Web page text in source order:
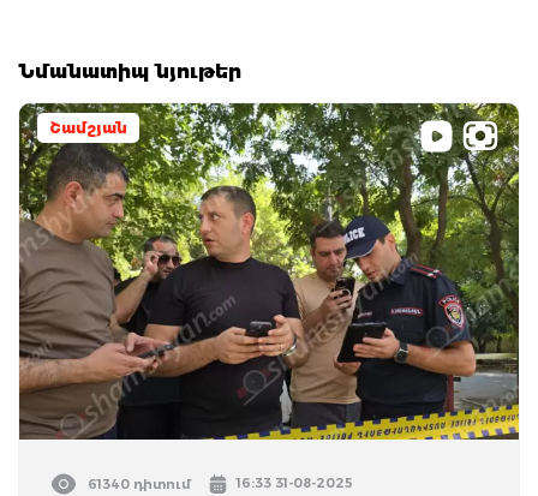
Նմանատիպ նյութեր
Շամշյան
61340 դիտում 16:33 31-08-2025